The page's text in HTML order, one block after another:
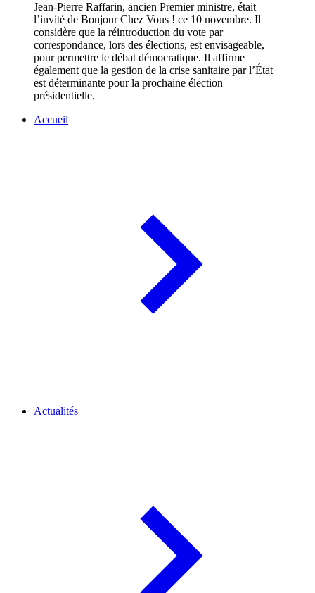
Jean-Pierre Raffarin, ancien Premier ministre, était
l’invité de Bonjour Chez Vous ! ce 10 novembre. Il
considère que la réintroduction du vote par
correspondance, lors des élections, est envisageable,
pour permettre le débat démocratique. Il affirme
également que la gestion de la crise sanitaire par l’État
est déterminante pour la prochaine élection
présidentielle.
Accueil
Actualités